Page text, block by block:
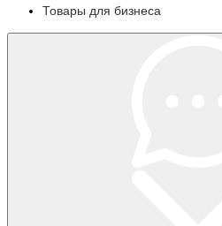
Товары для бизнеса